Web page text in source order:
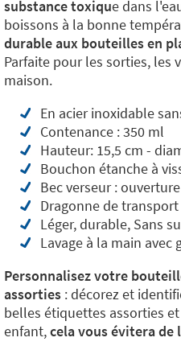
substance toxique dans
boissons à la bonne
durable aux bouteilles en
Parfaite pour les sorties, les
maison.
En acier inoxidable
Contenance : 350 ml
Hauteur: 15,5 cm -
Bouchon étanche à
Bec verseur :
Dragonne de transport
Léger, durable, Sans
Lavage à la main
Personnalisez votre
assorties : décorez et
belles étiquettes assorties
enfant,cela vous évitera de